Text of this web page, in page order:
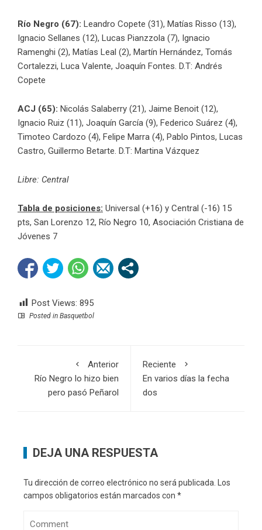
Río Negro (67): Leandro Copete (31), Matías Risso (13),
Ignacio Sellanes (12), Lucas Pianzzola (7), Ignacio
Ramenghi (2), Matías Leal (2), Martín Hernández, Tomás
Cortalezzi, Luca Valente, Joaquín Fontes. D.T: Andrés
Copete
ACJ (65): Nicolás Salaberry (21), Jaime Benoit (12),
Ignacio Ruiz (11), Joaquín García (9), Federico Suárez (4),
Timoteo Cardozo (4), Felipe Marra (4), Pablo Pintos, Lucas
Castro, Guillermo Betarte. D.T: Martina Vázquez
Libre: Central
Tabla de posiciones: Universal (+16) y Central (-16) 15
pts, San Lorenzo 12, Río Negro 10, Asociación Cristiana de
Jóvenes 7
Post Views: 895
Posted in Basquetbol
Anterior
Río Negro lo hizo bien
pero pasó Peñarol
Reciente
En varios días la fecha
dos
DEJA UNA RESPUESTA
Tu dirección de correo electrónico no será publicada.
Los
campos obligatorios están marcados con *